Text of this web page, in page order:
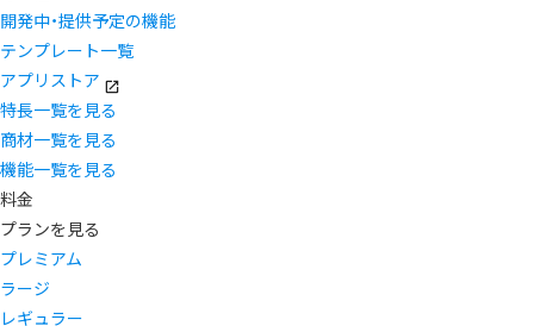
開発中・提供予定の機能
テンプレート一覧
アプリストア
特長一覧を見る
商材一覧を見る
機能一覧を見る
料金
プランを見る
プレミアム
ラージ
レギュラー